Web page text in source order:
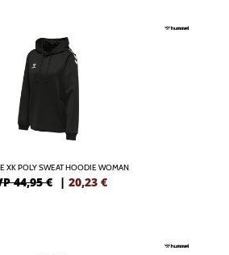
XK POLY SWEAT HOODIE WOMAN
44,95 € | 20,23 €